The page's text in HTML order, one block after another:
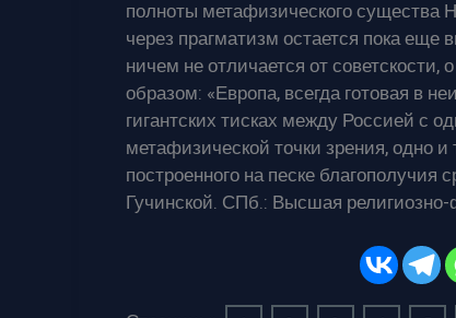
полноты метафизического существа
через прагматизм остается пока
ничем не отличается от
образом: «Европа, всегда готовая в
гигантских тисках между Россией с
метафизической точки зрения, одно
построенного на песке благополучия
Гучинской. СПб.: Высшая